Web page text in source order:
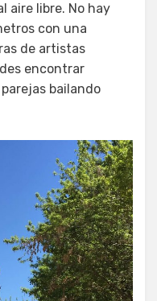
aire libre. No hay
con una
de artistas
encontrar
bailando